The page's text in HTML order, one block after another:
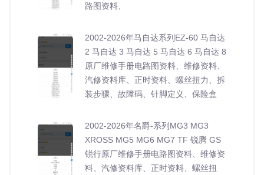
路图资料、
2002-2026年马自达系列EZ-60 马自达
2 马自达 3 马自达 5 马自达 6 马自达 8
原厂维修手册电路图资料、维修资料、
汽修资料库、正时资料、螺丝扭力、拆
装步骤、故障码、针脚定义、保险盒
2002-2026年名爵-系列MG3 MG3
XROSS MG5 MG6 MG7 TF 锐腾 GS
锐行原厂维修手册电路图资料、维修资
料、汽修资料库、正时资料、螺丝扭